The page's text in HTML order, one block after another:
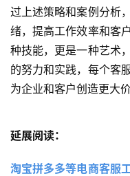
过上述策略和案例分析
绪，提高工作效率和客
种技能，更是一种艺术
的努力和实践，每个客
为企业和客户创造更大
延展阅读：
淘宝拼多多等电商客服